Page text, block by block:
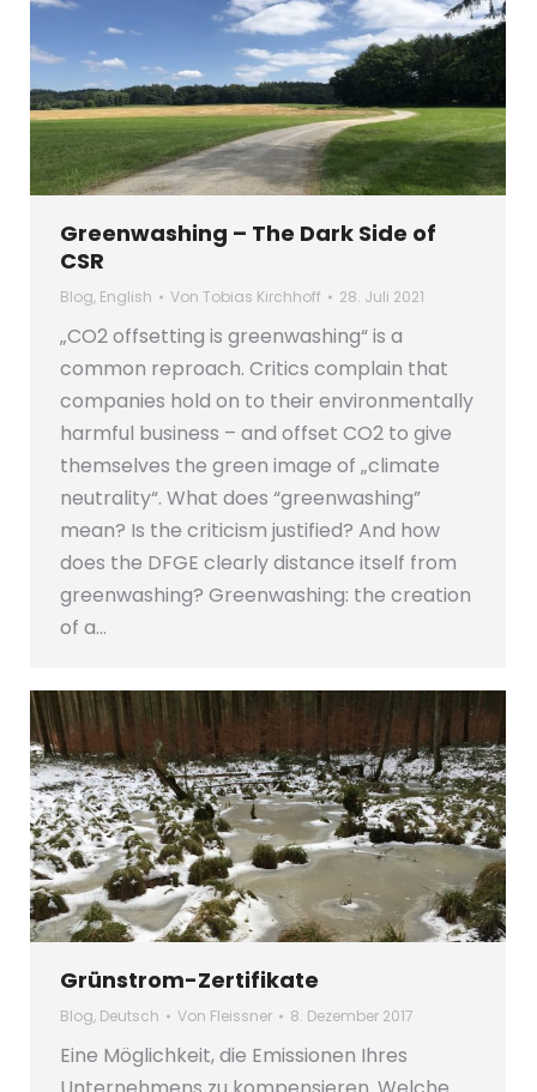
Greenwashing – The Dark Side of
CSR
Blog, English Von Tobias Kirchhoff 28. Juli 2021
„CO2 offsetting is greenwashing“ is a
common reproach. Critics complain that
companies hold on to their environmentally
harmful business – and offset CO2 to give
themselves the green image of „climate
neutrality“. What does “greenwashing”
mean? Is the criticism justified? And how
does the DFGE clearly distance itself from
greenwashing? Greenwashing: the creation
of a…
Grünstrom-Zertifikate
Blog, Deutsch Von Fleissner 8. Dezember 2017
Eine Möglichkeit, die Emissionen Ihres